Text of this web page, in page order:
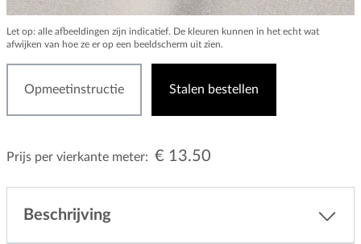
Let op: alle afbeeldingen zijn indicatief. De kleuren kunnen in het echt wat
afwijken van hoe ze er op een beeldscherm uit zien.
Opmeetinstructie Stalen bestellen
Prijs per vierkante meter: € 13.50
Beschrijving